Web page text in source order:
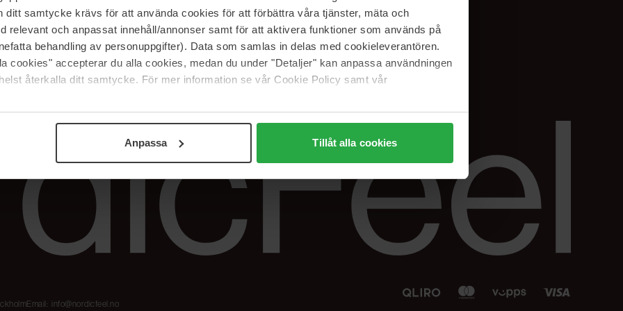
ditt samtycke krävs för att använda cookies för att förbättra våra tjänster, mäta och
relevant och anpassat innehåll/annonser samt för att aktivera funktioner som används på
behandling av personuppgifter). Data som samlas in delas med cookieleverantören.
cookies" accepterar du alla cookies, medan du under "Detaljer" kan anpassa användningen
återkalla ditt samtycke. För mer information se vår Cookie Policy samt vår
Anpassa Tillåt alla cookies
The Beauty Edit
Jobb hos oss
Samarbeidspartner
Spor bestillingen min
Retur og reklamasjon
Blush har blitt
Nordicfeel
Instagram
Linkedin
Email: info@nordicfeel.no